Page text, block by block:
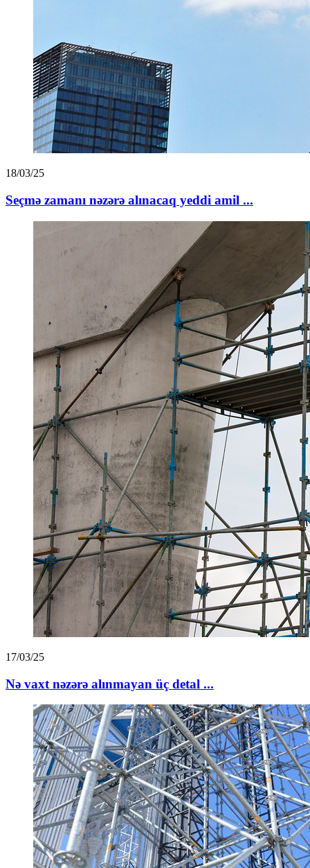
18/03/25
Seçmə zamanı nəzərə alınacaq yeddi amil ...
17/03/25
Nə vaxt nəzərə alınmayan üç detal ...